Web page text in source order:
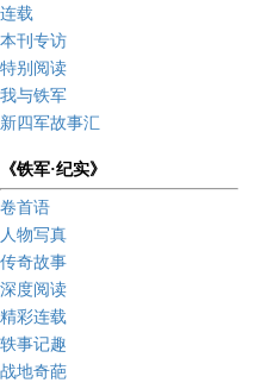
连载
本刊专访
特别阅读
我与铁军
新四军故事汇
《铁军·纪实》
卷首语
人物写真
传奇故事
深度阅读
精彩连载
轶事记趣
战地奇葩